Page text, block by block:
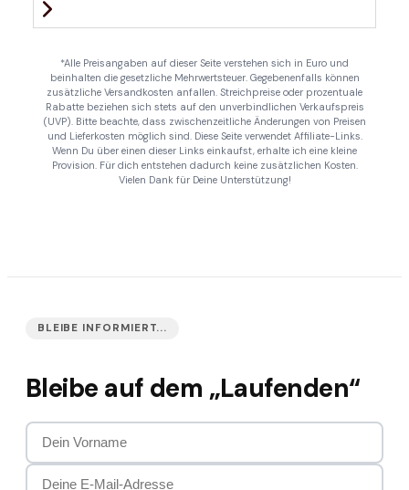
*Alle Preisangaben auf dieser Seite verstehen sich in Euro und
beinhalten die gesetzliche Mehrwertsteuer. Gegebenenfalls können
zusätzliche Versandkosten anfallen. Streichpreise oder prozentuale
Rabatte beziehen sich stets auf den unverbindlichen Verkaufspreis
(UVP). Bitte beachte, dass zwischenzeitliche Änderungen von Preisen
und Lieferkosten möglich sind. Diese Seite verwendet Affiliate-Links.
Wenn Du über einen dieser Links einkaufst, erhalte ich eine kleine
Provision. Für dich entstehen dadurch keine zusätzlichen Kosten.
Vielen Dank für Deine Unterstützung!
BLEIBE INFORMIERT...
Bleibe auf dem „Laufenden“